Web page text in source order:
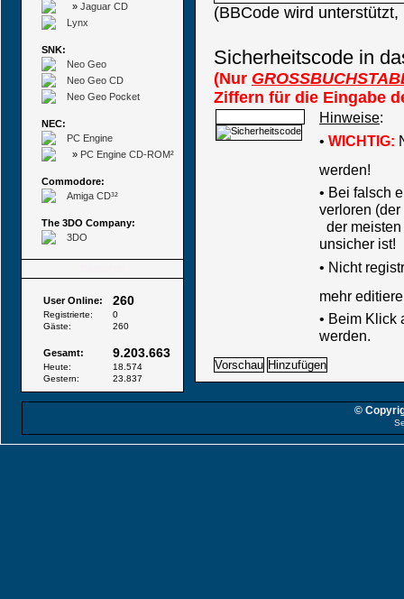
» Jaguar CD
Lynx
SNK:
Neo Geo
Neo Geo CD
Neo Geo Pocket
NEC:
PC Engine
» PC Engine CD-ROM²
Commodore:
Amiga CD³²
The 3DO Company:
3DO
User Online: 260
Registrierte:
0
Gäste:
260
Gesamt: 9.203.663
Heute:
18.574
Gestern:
23.837
(BBCode wird
Sicherheitscode in
(Nur
Ziffern für die Eingabe
Hinweise:
• WICHTIG:
werden!
• Bei falsch
verloren
der
unsicher ist!
• Nicht
mehr
• Beim Klick
werden.
©